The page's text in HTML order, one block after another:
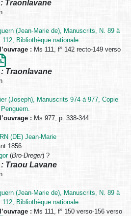
Traonlavane
(Jean-Marie de), Manuscrits, N. 89 à
Bibliothèque nationale.
: Ms 111, f° 142 recto-149 verso
Traonlavane
(Joseph), Manuscrits 974 à 977, Copie
: Ms 977, p. 338-344
(DE) Jean-Marie
1856
(Bro-Dreger) ?
Traou Lavane
(Jean-Marie de), Manuscrits, N. 89 à
Bibliothèque nationale.
: Ms 111, f° 150 verso-156 verso